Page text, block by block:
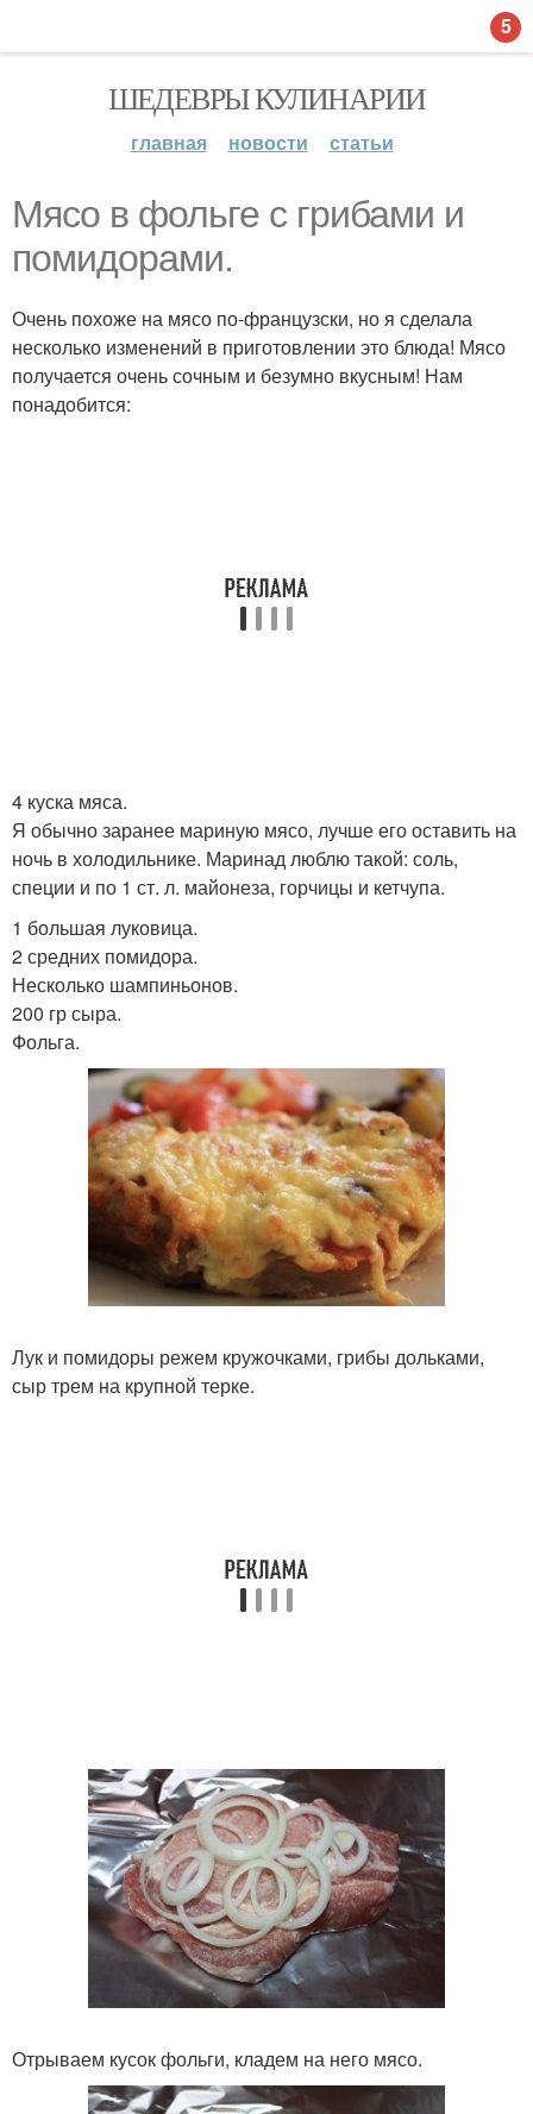
ШЕДЕВРЫ КУЛИНАРИИ
главная новости статьи
Мясо в фольге с грибами и
помидорами.
Очень похоже на мясо по-французски, но я сделала
несколько изменений в приготовлении это блюда! Мясо
получается очень сочным и безумно вкусным! Нам
понадобится:
4 куска мяса.
Я обычно заранее мариную мясо, лучше его оставить на
ночь в холодильнике. Маринад люблю такой: соль,
специи и по 1 ст. л. майонеза, горчицы и кетчупа.
1 большая луковица.
2 средних помидора.
Несколько шампиньонов.
200 гр сыра.
Фольга.
Лук и помидоры режем кружочками, грибы дольками,
сыр трем на крупной терке.
Отрываем кусок фольги, кладем на него мясо.
5